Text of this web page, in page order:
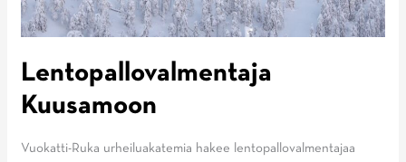
Lentopallovalmentaja
Kuusamoon
Vuokatti-Ruka urheiluakatemia hakee lentopallovalmentajaa